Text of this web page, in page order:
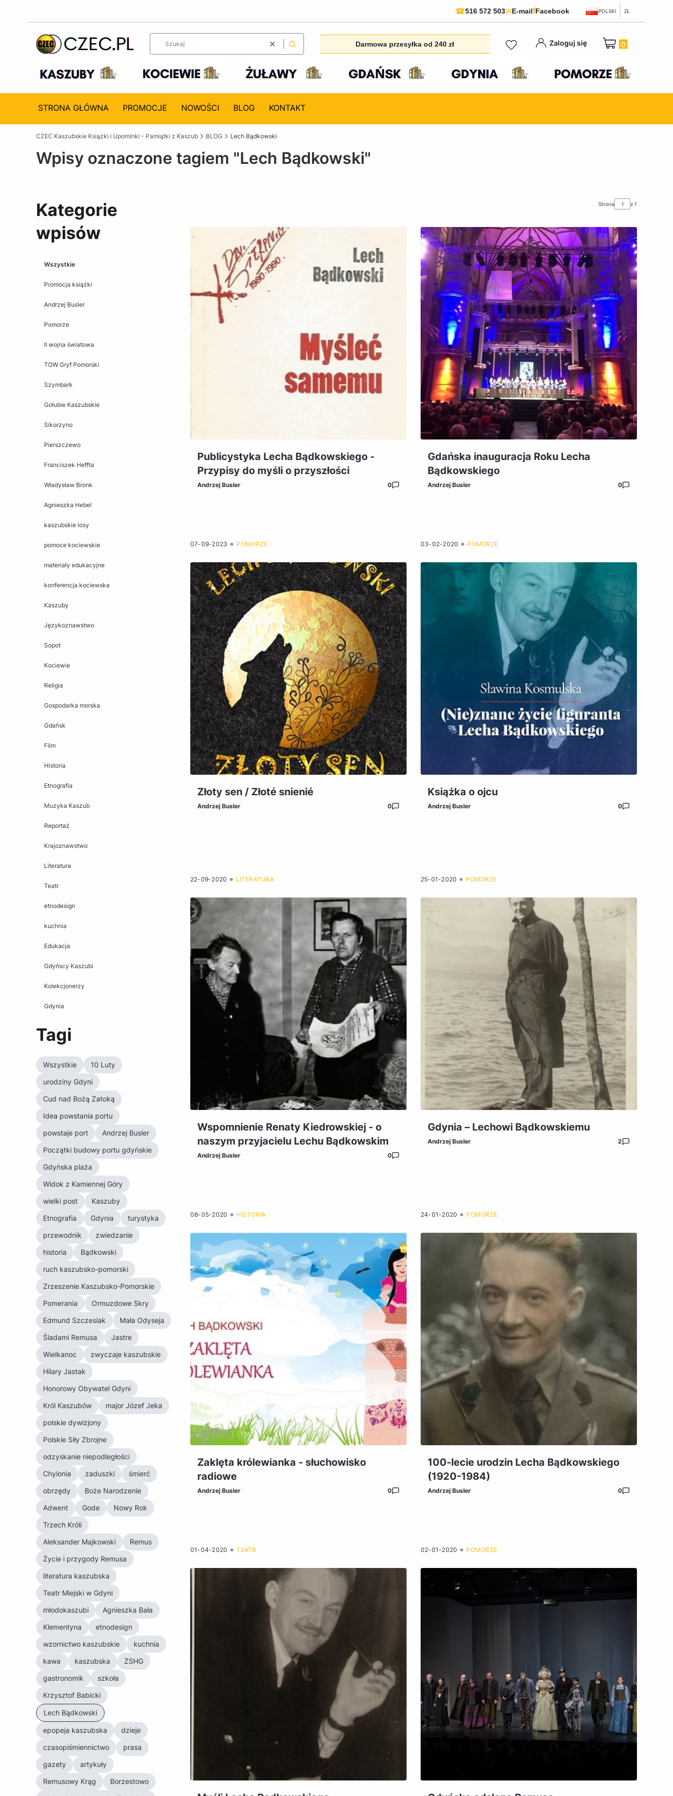
☎516 572 503✉E-mailfFacebook POLSKI ZŁ
WyczyśćSzukaj Darmowa przesyłka od 240 zł Zaloguj się Produkty w
STRONA GŁÓWNA PROMOCJE NOWOŚCI BLOG KONTAKT
CZEC Kaszubskie Książki i Upominki - Pamiątki z Kaszub BLOG Lech Bądkowski
Wpisy oznaczone tagiem "Lech Bądkowski"
Kategorie
wpisów
Wszystkie
Promocja książki
Andrzej Busler
Pomorze
II wojna światowa
TOW Gryf Pomorski
Szymbark
Gołubie Kaszubskie
Sikorzyno
Pierszczewo
Franciszek Heffta
Władysław Bronk
Agnieszka Hebel
kaszubskie losy
pomoce kociewskie
materiały edukacyjne
konferencja kociewska
Kaszuby
Językoznawstwo
Sopot
Kociewie
Religia
Gospodarka morska
Gdańsk
Film
Historia
Etnografia
Muzyka Kaszub
Reportaż
Krajoznawstwo
Literatura
Teatr
etnodesign
kuchnia
Edukacja
Gdyńscy Kaszubi
Kolekcjonerzy
Gdynia
Tagi
Wszystkie
10 Luty
urodziny Gdyni
Cud nad Bożą Zatoką
Idea powstania portu
powstaje port
Andrzej Busler
Początki budowy portu gdyńskie
Gdyńska plaża
Widok z Kamiennej Góry
wielki post
Kaszuby
Etnografia
Gdynia
turystyka
przewodnik
zwiedzanie
historia
Bądkowski
ruch kaszubsko-pomorski
Zrzeszenie Kaszubsko-Pomorskie
Pomerania
Ormuzdowe Skry
Edmund Szczesiak
Mała Odyseja
Śladami Remusa
Jastre
Wielkanoc
zwyczaje kaszubskie
Hilary Jastak
Honorowy Obywatel Gdyni
Król Kaszubów
major Józef Jeka
polskie dywizjony
Polskie Siły Zbrojne
odzyskanie niepodległości
Chylonia
zaduszki
śmierć
obrzędy
Boże Narodzenie
Adwent
Gode
Nowy Rok
Trzech Króli
Aleksander Majkowski
Remus
Życie i przygody Remusa
literatura kaszubska
Teatr Miejski w Gdyni
młodokaszubi
Agnieszka Bała
Klementyna
etnodesign
wzornictwo kaszubskie
kuchnia
kawa
kaszubska
ZSHG
gastronomik
szkoła
Krzysztof Babicki
Lech Bądkowski
epopeja kaszubska
dzieje
czasopiśmiennictwo
prasa
gazety
artykuły
Remusowy Krąg
Borzestowo
Strona z 1
Publicystyka Lecha Bądkowskiego -
Przypisy do myśli o przyszłości
Andrzej Busler 0
07-09-2023 POMORZE
Złoty sen / Złoté snienié
Andrzej Busler 0
22-09-2020 LITERATURA
Wspomnienie Renaty Kiedrowskiej - o
naszym przyjacielu Lechu Bądkowskim
Andrzej Busler 0
08-05-2020 HISTORIA
Zaklęta królewianka - słuchowisko
radiowe
Andrzej Busler 0
01-04-2020 TEATR
Gdańska inauguracja Roku Lecha
Bądkowskiego
Andrzej Busler 0
03-02-2020 POMORZE
Książka o ojcu
Andrzej Busler 0
25-01-2020 POMORZE
Gdynia – Lechowi Bądkowskiemu
Andrzej Busler 2
24-01-2020 POMORZE
100-lecie urodzin Lecha Bądkowskiego
(1920-1984)
Andrzej Busler 0
02-01-2020 POMORZE